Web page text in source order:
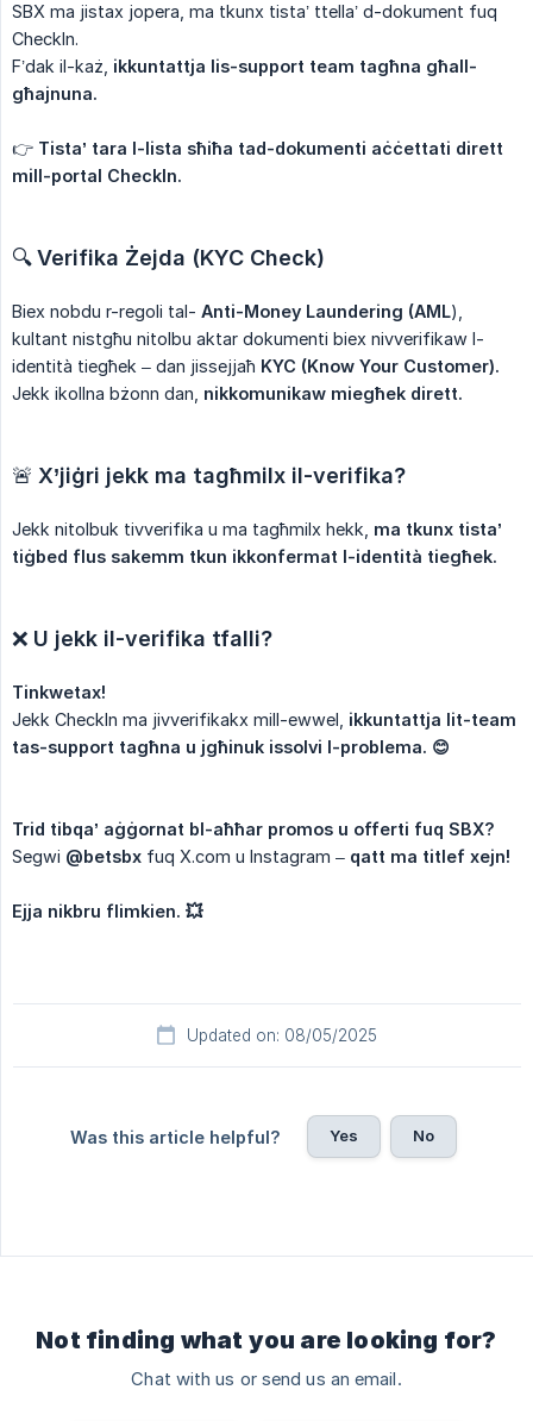
SBX ma jistax jopera, ma tkunx tista’ ttella’ d-dokument fuq
CheckIn.
F’dak il-każ, ikkuntattja lis-support team tagħna għall-
għajnuna.
👉 Tista’ tara l-lista sħiħa tad-dokumenti aċċettati dirett
mill-portal CheckIn.
🔍Verifika Żejda (KYC Check)
Biex nobdu r-regoli tal- Anti-Money Laundering (AML),
kultant nistgħu nitolbu aktar dokumenti biex nivverifikaw l-
identità tiegħek – dan jissejjaħ KYC (Know Your Customer).
Jekk ikollna bżonn dan, nikkomunikaw miegħek dirett.
🚨 X’jiġri jekk ma tagħmilx il-verifika?
Jekk nitolbuk tivverifika u ma tagħmilx hekk, ma tkunx tista’
tiġbed flus sakemm tkun ikkonfermat l-identità tiegħek.
❌ U jekk il-verifika tfalli?
Tinkwetax!
Jekk CheckIn ma jivverifikakx mill-ewwel, ikkuntattja lit-team
tas-support tagħna u jgħinuk issolvi l-problema. 😊
Trid tibqa’ aġġornat bl-aħħar promos u offerti fuq SBX?
Segwi @betsbx fuq X.com u Instagram – qatt ma titlef xejn!
Ejja nikbru flimkien. 💥
Updated on: 08/05/2025
Was this article helpful? Yes No
Not finding what you are looking for?
Chat with us or send us an email.